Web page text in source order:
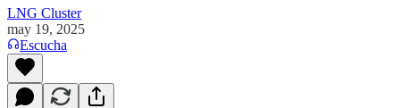
LNG Cluster
may 19, 2025
Escucha